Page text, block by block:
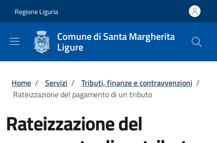
Regione Liguria
Comune di Santa Margherita
Ligure
Briciole di pane
Home / Servizi / Tributi, finanze e contravvenzioni /
Rateizzazione del pagamento di un tributo
Rateizzazione del